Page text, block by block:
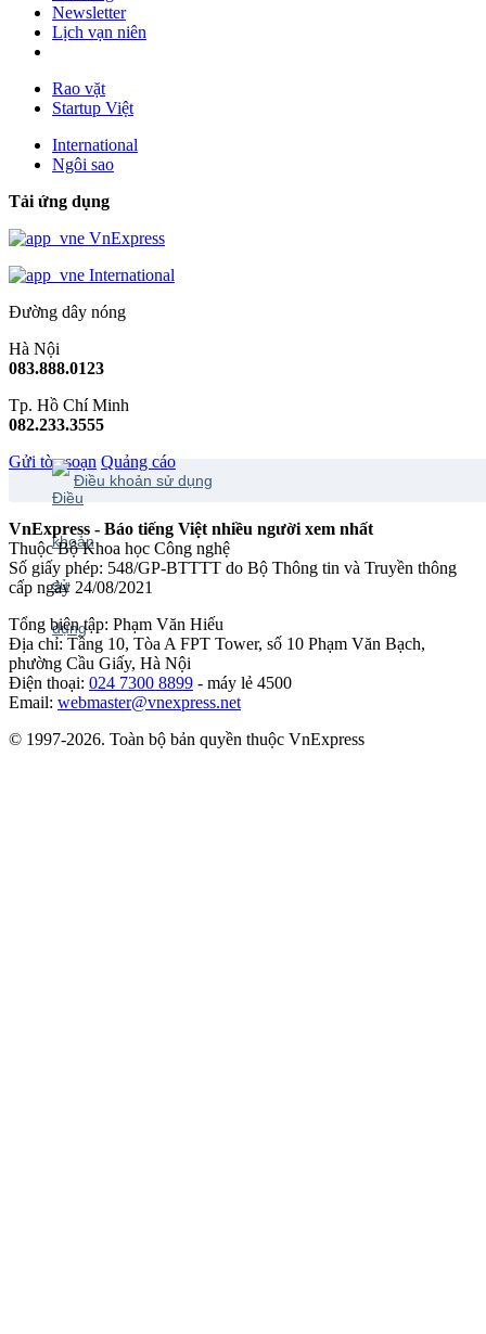
Newsletter
Lịch vạn niên
Rao vặt
Startup Việt
International
Ngôi sao
Tải ứng dụng
VnExpress
International
Đường dây nóng
Hà Nội
083.888.0123
Tp. Hồ Chí Minh
082.233.3555
Gửi tòa soạn Quảng cáo
Điều khoản sử dụng
VnExpress - Báo tiếng Việt nhiều người xem nhất
Thuộc Bộ Khoa học Công nghệ
Số giấy phép: 548/GP-BTTTT do Bộ Thông tin và Truyền thông
cấp ngày 24/08/2021
Tổng biên tập: Phạm Văn Hiếu
Địa chỉ: Tầng 10, Tòa A FPT Tower, số 10 Phạm Văn Bạch,
phường Cầu Giấy, Hà Nội
Điện thoại: 024 7300 8899 - máy lẻ 4500
Email: webmaster@vnexpress.net
© 1997-2026. Toàn bộ bản quyền thuộc VnExpress